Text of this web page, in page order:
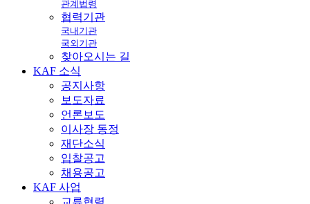
관계법령
협력기관
국내기관
국외기관
찾아오시는 길
KAF 소식
공지사항
보도자료
언론보도
이사장 동정
재단소식
입찰공고
채용공고
KAF 사업
교류협력